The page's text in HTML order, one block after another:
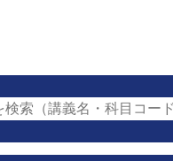
索（講義名・科目コー